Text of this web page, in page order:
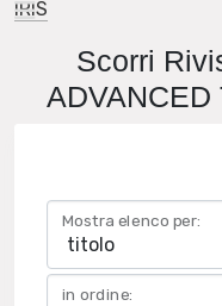
IRIS
Scorri
ADVANCED
Mostra elenco per:
in ordine: